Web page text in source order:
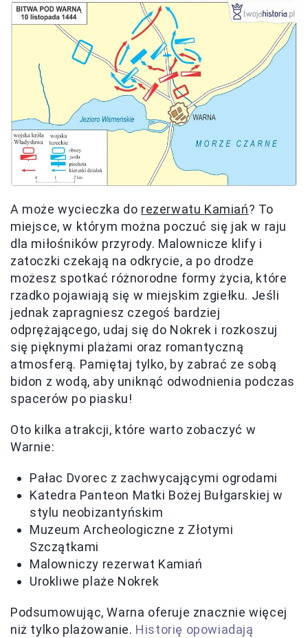
A może wycieczka do rezerwatu Kamiań? To
miejsce, w którym można poczuć się jak w raju
dla miłośników przyrody. Malownicze klify i
zatoczki czekają na odkrycie, a po drodze
możesz spotkać różnorodne formy życia, które
rzadko pojawiają się w miejskim zgiełku. Jeśli
jednak zapragniesz czegoś bardziej
odprężającego, udaj się do Nokrek i rozkoszuj
się pięknymi plażami oraz romantyczną
atmosferą. Pamiętaj tylko, by zabrać ze sobą
bidon z wodą, aby uniknąć odwodnienia podczas
spacerów po piasku!
Oto kilka atrakcji, które warto zobaczyć w
Warnie:
Pałac Dvorec z zachwycającymi ogrodami
Katedra Panteon Matki Bożej Bułgarskiej w
stylu neobizantyńskim
Muzeum Archeologiczne z Złotymi
Szczątkami
Malowniczy rezerwat Kamiań
Urokliwe plaże Nokrek
Podsumowując, Warna oferuje znacznie więcej
niż tylko plażowanie. Historię opowiadają